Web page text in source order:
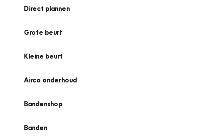
Direct plannen
Grote beurt
Kleine beurt
Airco onderhoud
Bandenshop
Banden